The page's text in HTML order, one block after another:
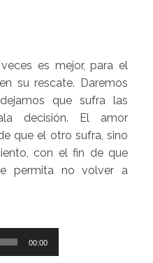
es mejor, para el
su rescate. Daremos
que sufra las
decisión. El amor
que el otro sufra, sino
con el fin de que
permita no volver a
00:00